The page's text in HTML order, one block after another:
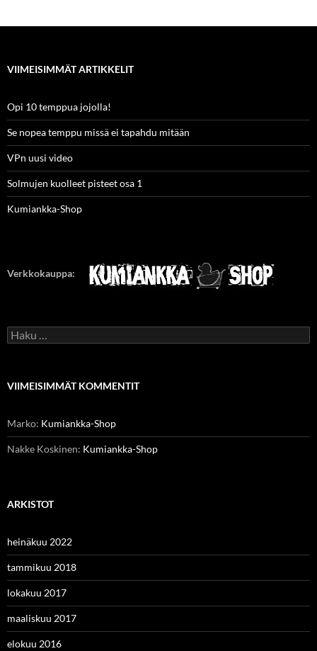
VIIMEISIMMÄT ARTIKKELIT
Opi 10 temppua jojolla!
Se nopea temppu missä ei tapahdu mitään
VPn uusi video
Solmujen kuolleet pisteet osa 1
Kumiankka-Shop
Verkkokauppa:
Haku:
VIIMEISIMMÄT KOMMENTIT
Marko: Kumiankka-Shop
Nakke Koskinen: Kumiankka-Shop
ARKISTOT
heinäkuu 2022
tammikuu 2018
lokakuu 2017
maaliskuu 2017
elokuu 2016